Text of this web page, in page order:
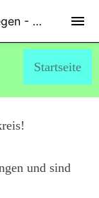
Startseite
und sind
Evangelische Kirchengemeinde Gardelegen - Marienkirche